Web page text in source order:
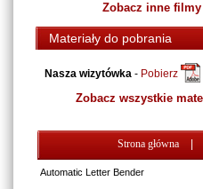
Zobacz inne filmy
Materiały do pobrania
Nasza wizytówka - Pobierz
Zobacz wszystkie
Strona główna
Automatic Letter Bender